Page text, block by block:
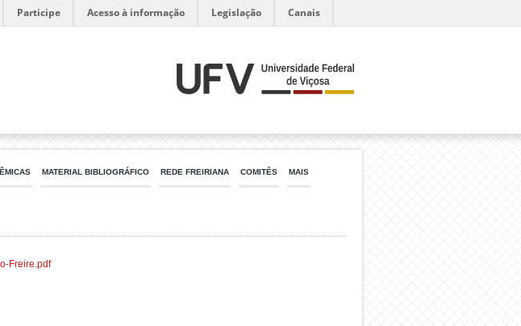
Participe Acesso à informação Legislação Canais
MATERIAL BIBLIOGRÁFICO REDE FREIRIANA COMITÊS MAIS
Freire.pdf